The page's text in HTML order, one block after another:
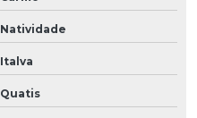
Natividade
Italva
Quatis